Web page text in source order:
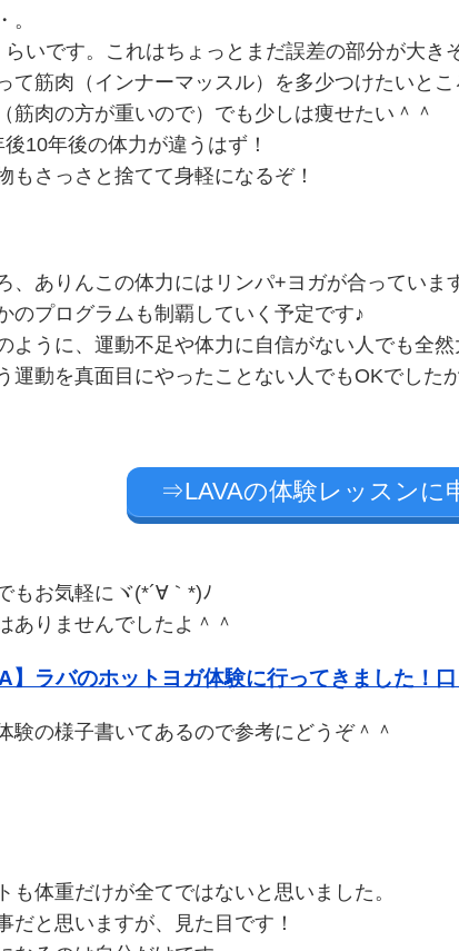
。
いです。これはちょっとまだ誤差の部分が大き
て筋肉（インナーマッスル）を多少つけたいと
筋肉の方が重いので）でも少しは痩せたい＾＾
10年後の体力が違うはず！
もさっさと捨てて身軽になるぞ！
、ありんこの体力にはリンパ+ヨガが合っていま
のプログラムも制覇していく予定です♪
ように、運動不足や体力に自信がない人でも全然
運動を真面目にやったことない人でもOKでした
⇒LAVAの体験レッスンに
もお気軽にヾ(*´∀｀*)ﾉ
ありませんでしたよ＾＾
ラバのホットヨガ体験に行ってきました！口
験の様子書いてあるので参考にどうぞ＾＾
も体重だけが全てではないと思いました。
だと思いますが、見た目です！